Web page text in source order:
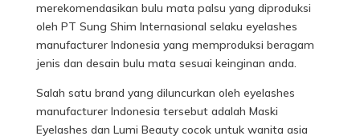
merekomendasikan bulu mata palsu yang diproduksi
oleh PT Sung Shim Internasional selaku eyelashes
manufacturer Indonesia yang memproduksi beragam
jenis dan desain bulu mata sesuai keinginan anda.
Salah satu brand yang diluncurkan oleh eyelashes
manufacturer Indonesia tersebut adalah Maski
Eyelashes dan Lumi Beauty cocok untuk wanita asia